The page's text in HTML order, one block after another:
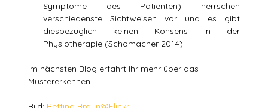
Symptome des Patienten) herrschen
verschiedenste Sichtweisen vor und es gibt
diesbezüglich keinen Konsens in der
Physiotherapie (Schomacher 2014)
Im nächsten Blog erfahrt Ihr mehr über das
Mustererkennen.